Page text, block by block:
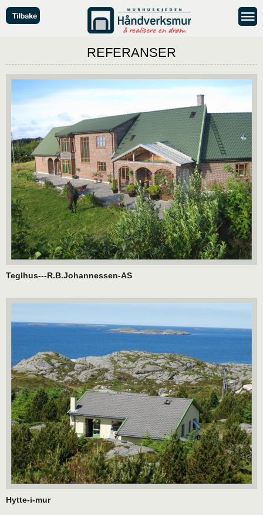
REFERANSER
Teglhus---R.B.Johannessen-AS
Hytte-i-mur